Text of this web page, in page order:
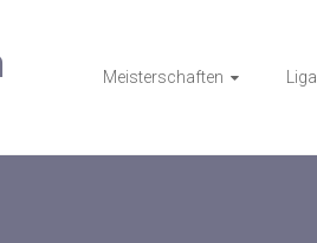
Meisterschaften Liga